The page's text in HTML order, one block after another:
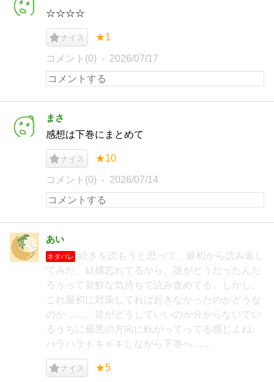
☆☆☆☆
ナイス ★1
コメント(0) 2026/07/17
まさ
感想は下巻にまとめて
ナイス ★10
コメント(0) 2026/07/14
あい
ネタバレ
続きを読もうと思って、最初から読み返し
てみた。結構忘れてるから、誰がどうだったんだ
ろうって新鮮な気持ちで読み進めてる。しかし、
これ最初に対策してれば起きなかったのかどうな
のか……。皆がどうしていいのか分からないでい
るうちに最悪の方向に転がってってる感じよね。
ハラハラドキドキしながら下巻へ……
ナイス ★5